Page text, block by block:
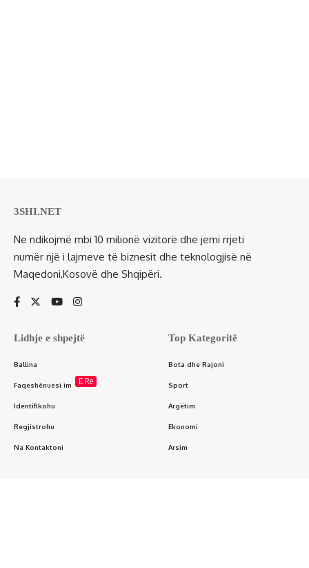
3SHI.NET
Ne ndikojmë mbi 10 milionë vizitorë dhe jemi rrjeti
numër një i lajmeve të biznesit dhe teknologjisë në
Maqedoni,Kosovë dhe Shqipëri.
Lidhje e shpejtë
Ballina
Faqeshënuesi im E Re
Identifikohu
Regjistrohu
Na Kontaktoni
Top Kategoritë
Bota dhe Rajoni
Sport
Argëtim
Ekonomi
Arsim